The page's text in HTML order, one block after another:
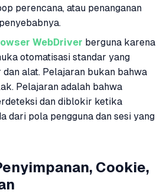
perencana, atau penanganan
WebDriver berguna karena
otomatisasi standar yang
alat. Pelajaran bukan bahwa
Pelajaran adalah bahwa
dan diblokir ketika
dari pola pengguna dan sesi yang
Cookie,